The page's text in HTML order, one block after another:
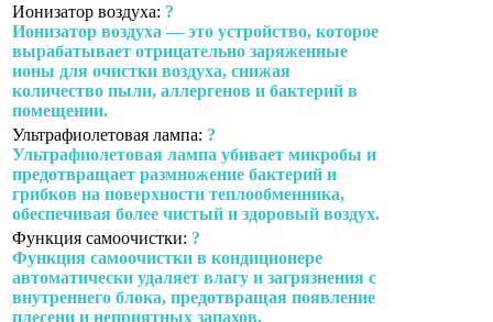
Ионизатор воздуха: ?
Ионизатор воздуха — это устройство, которое
вырабатывает отрицательно заряженные
ионы для очистки воздуха, снижая
количество пыли, аллергенов и бактерий в
помещении.
Ультрафиолетовая лампа: ?
Ультрафиолетовая лампа убивает микробы и
предотвращает размножение бактерий и
грибков на поверхности теплообменника,
обеспечивая более чистый и здоровый воздух.
Функция самоочистки: ?
Функция самоочистки в кондиционере
автоматически удаляет влагу и загрязнения с
внутреннего блока, предотвращая появление
плесени и неприятных запахов.